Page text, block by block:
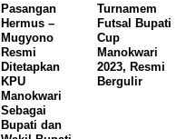
Pasangan
Hermus –
Mugyono
Resmi
Ditetapkan
KPU
Manokwari
Sebagai
Bupati dan
Turnamem
Futsal Bupati
Cup
Manokwari
2023, Resmi
Bergulir